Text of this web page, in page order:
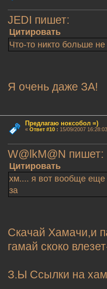
JEDI пишет:
Цитировать
Что-то никто больше
Я очень даже ЗА!
Предлагаю ноксобол =)
« Ответ #10: 15/09/2007
W@lkM@N
Цитировать
хм.... я вот вообще еще
за
Скачай Хамачи,и
гамай скоко
З.Ы Ссылки на